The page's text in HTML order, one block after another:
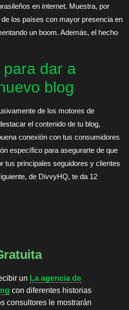
en internet. Muestra, por
los países con mayor presencia en
un boom. Además, el hecho
dar a
blog
de los motores de
el contenido de tu blog,
conexión con tus consumidores
específico para asegurarte de que
tus principales seguidores y clientes
de DivvyHQ, te da 12
un La agencia de
con diferentes historias
consultores le mostrarán